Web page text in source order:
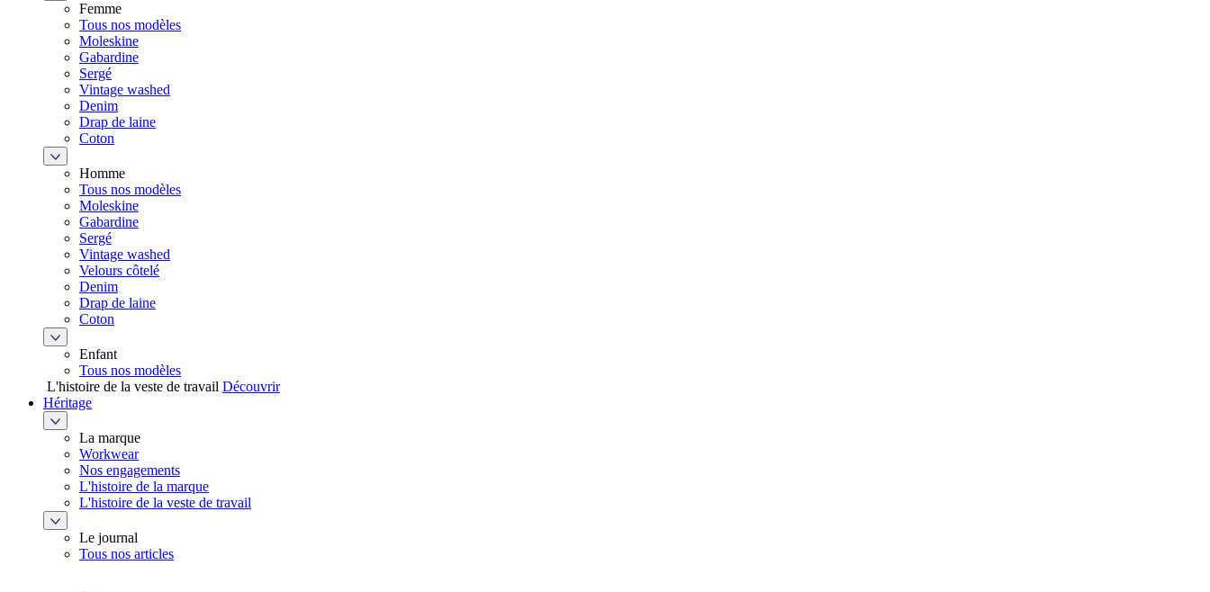
Femme
Tous nos modèles
Moleskine
Gabardine
Sergé
Vintage washed
Denim
Drap de laine
Coton
Homme
Tous nos modèles
Moleskine
Gabardine
Sergé
Vintage washed
Velours côtelé
Denim
Drap de laine
Coton
Enfant
Tous nos modèles
L'histoire de la veste de travail Découvrir
Héritage
La marque
Workwear
Nos engagements
L'histoire de la marque
L'histoire de la veste de travail
Le journal
Tous nos articles